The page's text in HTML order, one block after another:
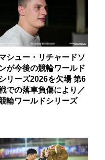
シュー・リチャードソ
ンが今後の競輪ワールド
リーズ2026を欠場 第6
での落車負傷により／
輪ワールドシリーズ